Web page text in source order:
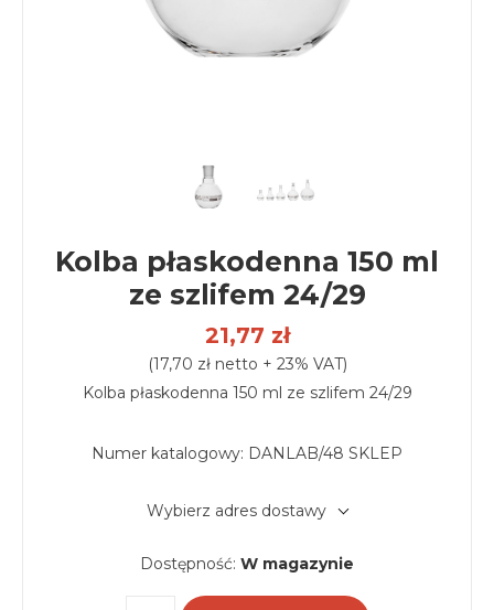
Kolba płaskodenna 150 ml
ze szlifem 24/29
21,77 zł
(17,70 zł netto + 23% VAT)
Kolba płaskodenna 150 ml ze szlifem 24/29
Numer katalogowy: DANLAB/48 SKLEP
Wybierz adres dostawy
Dostępność: W magazynie